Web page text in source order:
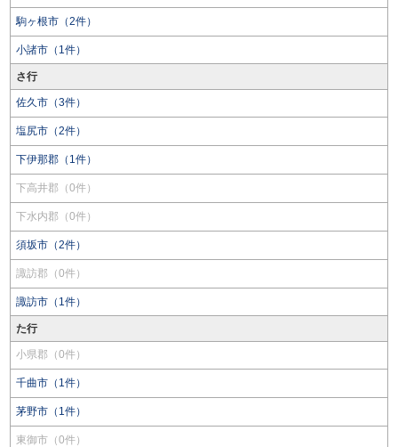
駒ヶ根市（2件）
小諸市（1件）
さ行
佐久市（3件）
塩尻市（2件）
下伊那郡（1件）
下高井郡（0件）
下水内郡（0件）
須坂市（2件）
諏訪郡（0件）
諏訪市（1件）
た行
小県郡（0件）
千曲市（1件）
茅野市（1件）
東御市（0件）